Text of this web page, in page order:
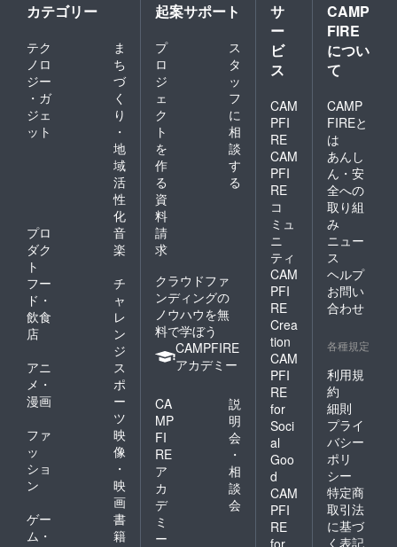
カテゴリー
テク
ノロ
ジー
・ガ
ジェ
ット
ま
ち
づ
く
り
・
地
域
活
性
化
プロ
ダク
ト
音
楽
フー
ド・
飲食
店
チ
ャ
レ
ン
ジ
アニ
メ・
漫画
ス
ポ
ー
ツ
ファ
ッ
ショ
ン
映
像
・
映
画
ゲー
ム・
書
籍
起案サポート
プ
ロ
ジ
ェ
ク
ト
を
作
る
ス
タ
ッ
フ
に
相
談
す
る
資
料
請
求
クラウドファ
ンディングの
ノウハウを無
料で学ぼう
CAMPFIRE
アカデミー
CA
MP
FI
RE
ア
カ
デ
ミ
ー
説
明
会
・
相
談
会
サ
ー
ビ
ス
CAM
PFI
RE
CAM
PFI
RE
コ
ミュ
ニ
ティ
CAM
PFI
RE
Crea
tion
CAM
PFI
RE
for
Soci
al
Goo
d
CAM
PFI
RE
CAMP
FIRE
につい
て
CAMP
FIREと
は
あんし
ん・安
全への
取り組
み
ニュー
ス
ヘルプ
お問い
合わせ
各種規定
利用規
約
細則
プライ
バシー
ポリ
シー
特定商
取引法
に基づ
く表記